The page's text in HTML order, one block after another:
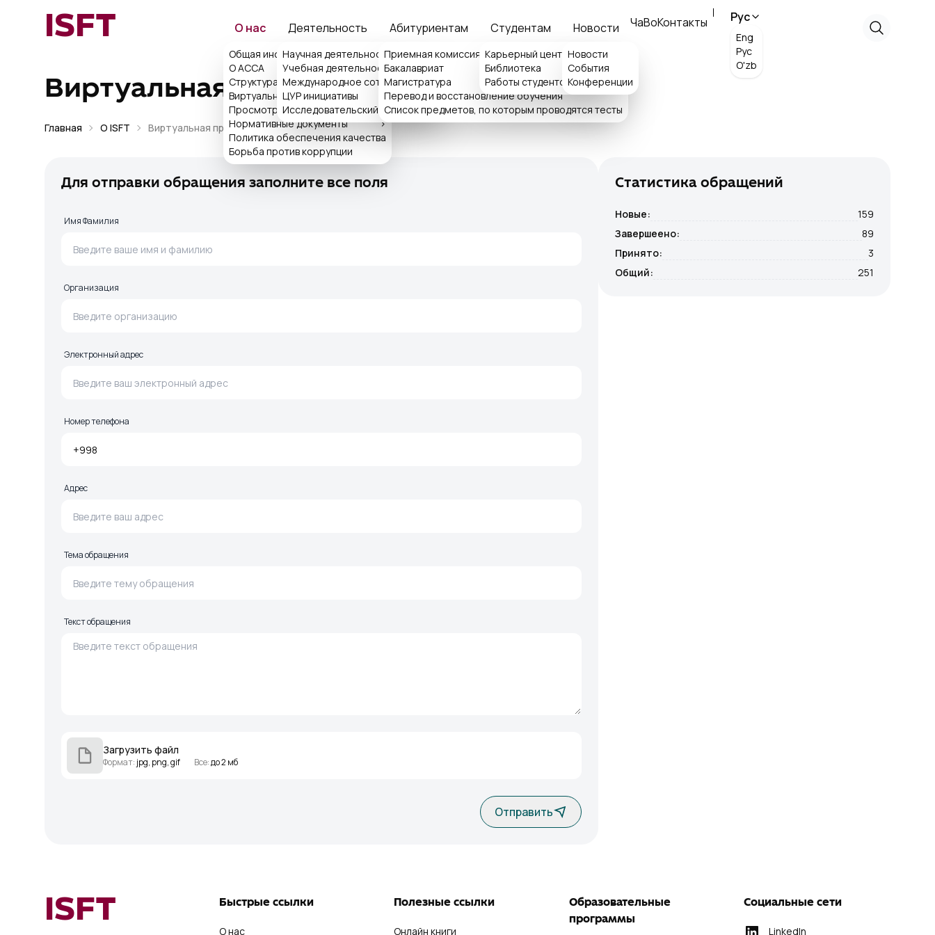
ISFT О нас
Общая информация
О ACCA
Структура
>
Виртуальная приемная ректора
Просмотр порядка обращений
Нормативные документы
>
Политика обеспечения качества
Борьба против коррупции
Деятельность
Научная деятельность
>
Учебная деятельность
Международное сотрудничество
ЦУР инициативы
>
Исследовательский центр
Абитуриентам
Приемная комиссия
Бакалавриат
Магистратура
>
Перевод и восстановление обучения
Список предметов, по которым проводятся тесты
Студентам
Карьерный центр ISFT>
Библиотека
>
Работы студентов
Новости
Новости
События
Конференции
ЧаВоКонтакты Рус
Eng
Рус
O'zb
Виртуальная приемная
Главная О ISFT Виртуальная приемная
Статистика обращений
Новые:
159
Завершеено:
89
Принято:
3
Общий: 251
Для отправки обращения заполните все поля
Имя Фамилия
Организация
Электронный адрес
Номер телефона
Адрес
Тема обращения
Текст обращения
Загрузить файл
Формат: jpg, png, gif Все:до 2 мб
Отправить
ISFT Быстрые ссылки
О нас
Полезные ссылки
Онлайн книги
Образовательные
программы
Социальные сети
LinkedIn